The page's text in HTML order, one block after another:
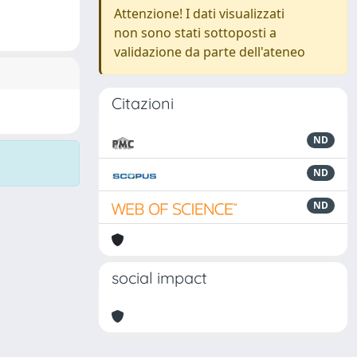
Attenzione! I dati visualizzati
non sono stati sottoposti a
validazione da parte dell'ateneo
Citazioni
ND
ND
ND
social impact